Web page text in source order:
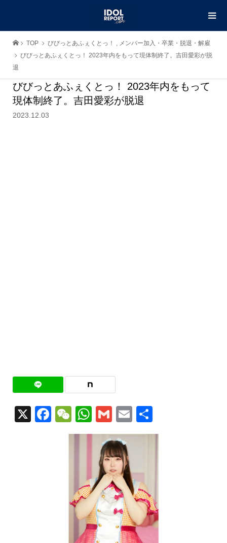
TOP びびっとあふぇくとっ！ , メンバー加入・卒業・脱退・解雇
びびっとあふぇくとっ！ 2023年内をもって現体制終了。吉田愛彩が脱
退
びびっとあふぇくとっ！ 2023年内をもって
現体制終了。吉田愛彩が脱退
2023.12.03
X Facebook
WeChat
WhatsApp
GmailEmail
有